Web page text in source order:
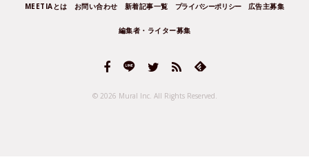
MEETIAとは お問い合わせ 新着記事一覧 プライバシーポリシー 広告主募集
編集者・ライター募集
© 2026 Mural Inc. All Rights Reserved.